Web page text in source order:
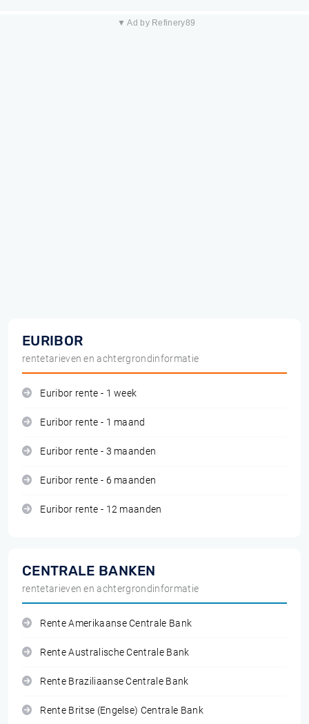
▼ Ad by Refinery89
EURIBOR
rentetarieven en achtergrondinformatie
Euribor rente - 1 week
Euribor rente - 1 maand
Euribor rente - 3 maanden
Euribor rente - 6 maanden
Euribor rente - 12 maanden
CENTRALE BANKEN
rentetarieven en achtergrondinformatie
Rente Amerikaanse Centrale Bank
Rente Australische Centrale Bank
Rente Braziliaanse Centrale Bank
Rente Britse (Engelse) Centrale Bank